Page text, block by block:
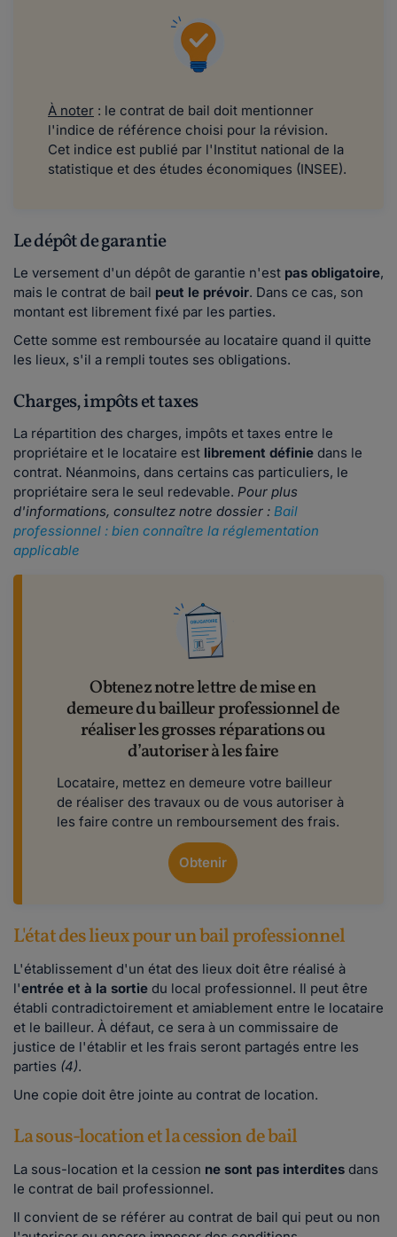
À noter : le contrat de bail doit mentionner
l'indice de référence choisi pour la révision.
Cet indice est publié par l'Institut national de la
statistique et des études économiques (INSEE).
Le dépôt de garantie
Le versement d'un dépôt de garantie n'est pas obligatoire,
mais le contrat de bail peut le prévoir. Dans ce cas, son
montant est librement fixé par les parties.
Cette somme est remboursée au locataire quand il quitte
les lieux, s'il a rempli toutes ses obligations.
Charges, impôts et taxes
La répartition des charges, impôts et taxes entre le
propriétaire et le locataire est librement définie dans le
contrat. Néanmoins, dans certains cas particuliers, le
propriétaire sera le seul redevable. Pour plus
d'informations, consultez notre dossier : Bail
professionnel : bien connaître la réglementation
applicable
Obtenez notre lettre de mise en
demeure du bailleur professionnel de
réaliser les grosses réparations ou
d’autoriser à les faire
Locataire, mettez en demeure votre bailleur
de réaliser des travaux ou de vous autoriser à
les faire contre un remboursement des frais.
Obtenir
L'état des lieux pour un bail professionnel
L'établissement d'un état des lieux doit être réalisé à
l'entrée et à la sortie du local professionnel. Il peut être
établi contradictoirement et amiablement entre le locataire
et le bailleur. À défaut, ce sera à un commissaire de
justice de l'établir et les frais seront partagés entre les
parties (4).
Une copie doit être jointe au contrat de location.
La sous-location et la cession de bail
La sous-location et la cession ne sont pas interdites dans
le contrat de bail professionnel.
Il convient de se référer au contrat de bail qui peut ou non